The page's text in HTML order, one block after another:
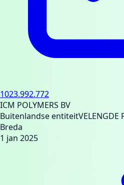
1023.992.772
ICM POLYMERS BV
Buitenlandse entiteitVELENGDE
Breda
1 jan 2025